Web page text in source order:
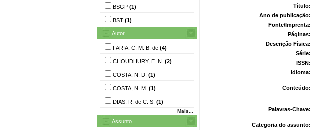
BSGP (1)
BST (1)
Autor
FARIA, C. M. B. de (4)
CHOUDHURY, E. N. (2)
COSTA, N. D. (1)
COSTA, N. M. (1)
DIAS, R. de C. S. (1)
Mais...
Assunto
Título:
Ano de publicação:
Fonte/Imprenta:
Páginas:
Descrição Física:
Série:
ISSN:
Idioma:
Conteúdo:
Palavras-Chave:
Categoria do assunto: